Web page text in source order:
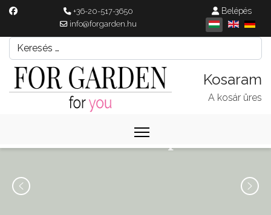
+36-20-517-3650
info@forgarden.hu
Belépés
Keresés
Írjon be egy keresési kifejezést.
A kosár üres
Lechuza kaspók